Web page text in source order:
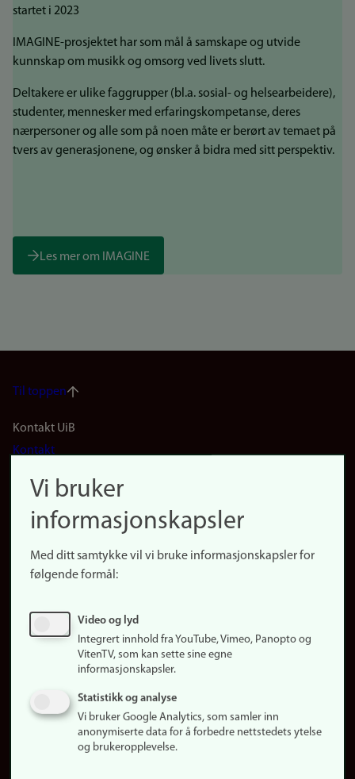
startet i 2023
IMAGINE-prosjektet har som mål å samskape og utvide
kunnskap om musikk og omsorg ved livets slutt.
Deltakere er ulike faggrupper (bl.a. sosial- og helsearbeidere),
studenter, mennesker med erfaringskompetanse, deres
nærpersoner og alle som på noen måte er berørt av temaet på
tvers av generasjonene, og ønsker å bidra med sitt perspektiv.
Les mer om IMAGINE
Til toppen
Footer
(no)
Kontakt UiB
Kontakt
Finn forsker
Presse
Finn studier
Ledige stillinger
Om nettstedet
Informasjonskapsler
Vi bruker
informasjonskapsler
Med ditt samtykke vil vi bruke informasjonskapsler for
følgende formål:
Video og lyd
Integrert innhold fra YouTube, Vimeo, Panopto og
VitenTV, som kan sette sine egne
informasjonskapsler.
Statistikk og analyse
Vi bruker Google Analytics, som samler inn
anonymiserte data for å forbedre nettstedets ytelse
og brukeropplevelse.